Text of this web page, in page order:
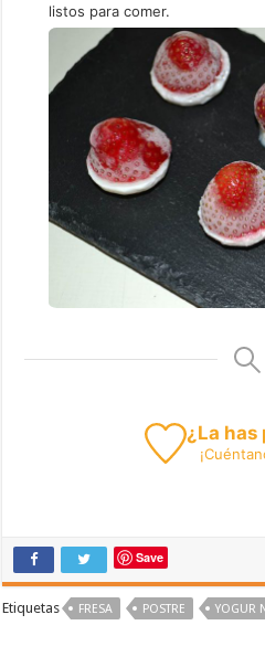
listos para comer.
¿La has
¡
Save
Etiquetas FRESA POSTRE YOGUR